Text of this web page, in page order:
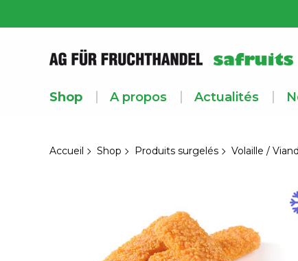
Shop A propos Actualités
Accueil Shop Produits surgelés Volaille /